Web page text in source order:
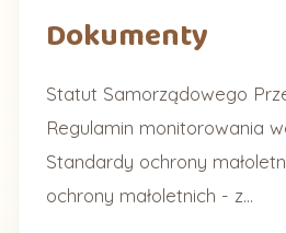
Dokumenty
Statut Samorządowego
Regulamin monitorowania
Standardy ochrony
ochrony małoletnich - z...